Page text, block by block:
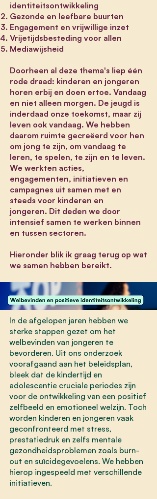
identiteitsontwikkeling
Gezonde en leefbare buurten
Engagement en vrijwillige inzet
Vrijetijdsbesteding voor allen
Mediawijsheid
Doorheen al deze thema's liep één
rode draad: kinderen en jongeren
horen erbij en doen ertoe. Vandaag
en niet alleen morgen. De jeugd is
inderdaad onze toekomst, maar zij
leven ook vandaag. We hebben
daarom ruimte gecreëerd voor hen
om jong te zijn, om vandaag te
leren, te spelen, te zijn en te leven.
We werkten acties,
engagementen, initiatieven en
campagnes uit samen met en
steeds voor kinderen en
jongeren. Dit deden we door
intensief samen te werken binnen
en tussen sectoren.
Hieronder blik ik graag terug op wat
we samen hebben bereikt.
In de afgelopen jaren hebben we
sterke stappen gezet om het
welbevinden van jongeren te
bevorderen. Uit ons onderzoek
voorafgaand aan het beleidsplan,
bleek dat de kindertijd en
adolescentie cruciale periodes zijn
voor de ontwikkeling van een positief
zelfbeeld en emotioneel welzijn. Toch
worden kinderen en jongeren vaak
geconfronteerd met stress,
prestatiedruk en zelfs mentale
gezondheidsproblemen zoals burn-
out en suïcidegevoelens. We hebben
hierop ingespeeld met verschillende
initiatieven.